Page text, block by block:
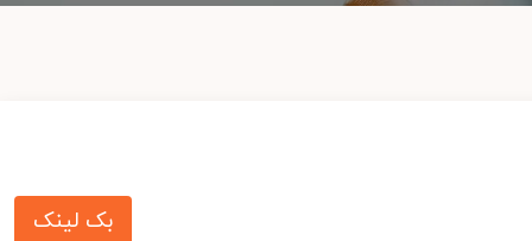
بک لینک